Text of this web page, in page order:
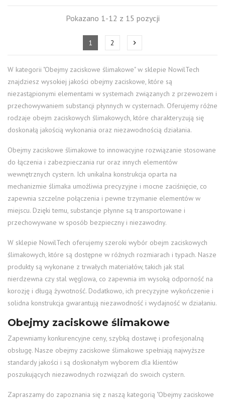
Pokazano 1-12 z 15 pozycji
1 2 chevron_right
W kategorii "Obejmy zaciskowe ślimakowe" w sklepie NowilTech
znajdziesz wysokiej jakości obejmy zaciskowe, które są
niezastąpionymi elementami w systemach związanych z przewozem i
przechowywaniem substancji płynnych w cysternach. Oferujemy różne
rodzaje obejm zaciskowych ślimakowych, które charakteryzują się
doskonałą jakością wykonania oraz niezawodnością działania.
Obejmy zaciskowe ślimakowe to innowacyjne rozwiązanie stosowane
do łączenia i zabezpieczania rur oraz innych elementów
wewnętrznych cystern. Ich unikalna konstrukcja oparta na
mechanizmie ślimaka umożliwia precyzyjne i mocne zaciśnięcie, co
zapewnia szczelne połączenia i pewne trzymanie elementów w
miejscu. Dzięki temu, substancje płynne są transportowane i
przechowywane w sposób bezpieczny i niezawodny.
W sklepie NowilTech oferujemy szeroki wybór obejm zaciskowych
ślimakowych, które są dostępne w różnych rozmiarach i typach. Nasze
produkty są wykonane z trwałych materiałów, takich jak stal
nierdzewna czy stal węglowa, co zapewnia im wysoką odporność na
korozję i długą żywotność. Dodatkowo, ich precyzyjne wykończenie i
solidna konstrukcja gwarantują niezawodność i wydajność w działaniu.
Obejmy zaciskowe ślimakowe
Zapewniamy konkurencyjne ceny, szybką dostawę i profesjonalną
obsługę. Nasze obejmy zaciskowe ślimakowe spełniają najwyższe
standardy jakości i są doskonałym wyborem dla klientów
poszukujących niezawodnych rozwiązań do swoich cystern.
Zapraszamy do zapoznania się z naszą kategorią "Obejmy zaciskowe